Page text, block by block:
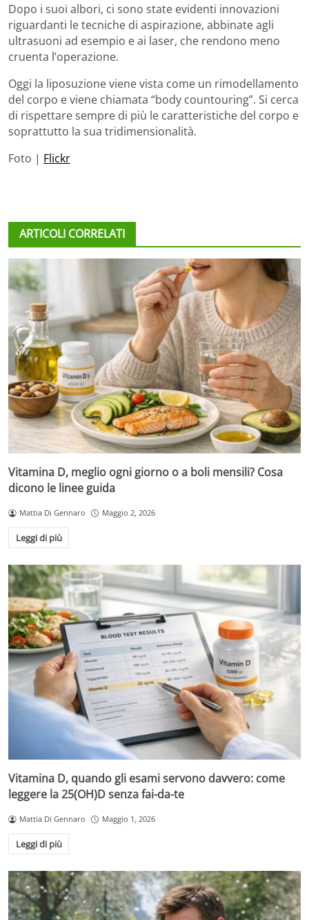
Dopo i suoi albori, ci sono state evidenti innovazioni
riguardanti le tecniche di aspirazione, abbinate agli
ultrasuoni ad esempio e ai laser, che rendono meno
cruenta l’operazione.
Oggi la liposuzione viene vista come un rimodellamento
del corpo e viene chiamata “body countouring”. Si cerca
di rispettare sempre di più le caratteristiche del corpo e
soprattutto la sua tridimensionalità.
Foto | Flickr
ARTICOLI CORRELATI
Vitamina D, meglio ogni giorno o a boli mensili? Cosa
dicono le linee guida
Mattia Di Gennaro Maggio 2, 2026
Leggi di più
Vitamina D, quando gli esami servono davvero: come
leggere la 25(OH)D senza fai-da-te
Mattia Di Gennaro Maggio 1, 2026
Leggi di più